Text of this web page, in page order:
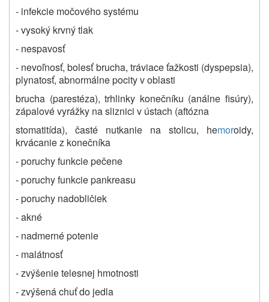
- infekcie močového systému
- vysoký krvný tlak
- nespavosť
- nevoľnosť, bolesť brucha, tráviace ťažkosti (dyspepsia),
plynatosť, abnormálne pocity v oblasti
brucha (parestéza), trhlinky konečníku (análne fisúry),
zápalové vyrážky na sliznici v ústach (aftózna
stomatitída), časté nutkanie na stolicu, hemoroidy,
krvácanie z konečníka
- poruchy funkcie pečene
- poruchy funkcie pankreasu
- poruchy nadobličiek
- akné
- nadmerné potenie
- malátnosť
- zvýšenie telesnej hmotnosti
- zvýšená chuť do jedla